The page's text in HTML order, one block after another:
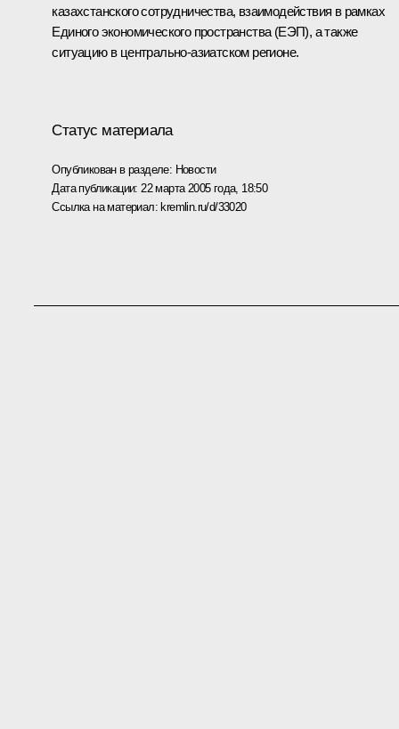
казахстанского сотрудничества, взаимодействия в рамках
Единого экономического пространства (ЕЭП), а также
ситуацию в центрально-азиатском регионе.
Статус материала
Опубликован в разделе: Новости
Дата публикации: 22 марта 2005 года, 18:50
Ссылка на материал:kremlin.ru/d/33020